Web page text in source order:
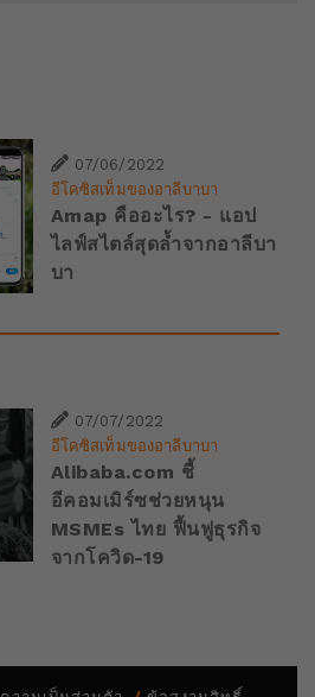
07/06/2022
อีโคซิสเท็มของอาลีบาบา
Amap คืออะไร? - แอป
ไลฟ์สไตล์สุดล้ำจากอาลีบา
บา
07/07/2022
อีโคซิสเท็มของอาลีบาบา
Alibaba.com ชี้
อีคอมเมิร์ซช่วยหนุน
MSMEs ไทย ฟื้นฟูธุรกิจ
จากโควิด-19